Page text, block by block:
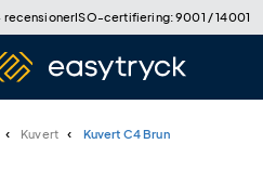
recensionerISO-certifiering: 9001 / 14001
Kuvert Kuvert C4 Brun